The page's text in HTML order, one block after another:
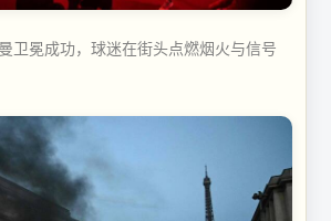
卫冕成功，球迷在街头点燃烟火与信号